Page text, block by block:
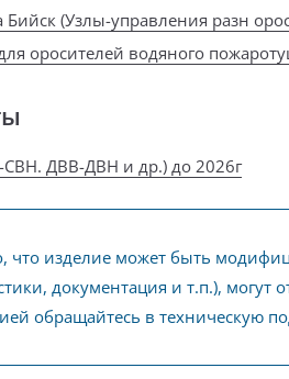
Бийск (Узлы-управления разн
оросителей водяного
СВН. ДВВ-ДВН и др.) до 2026г
что изделие может быть
документация и т.п.), могут
обращайтесь в техническую